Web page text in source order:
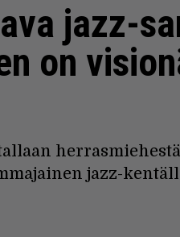
jazz-
on
jazz-